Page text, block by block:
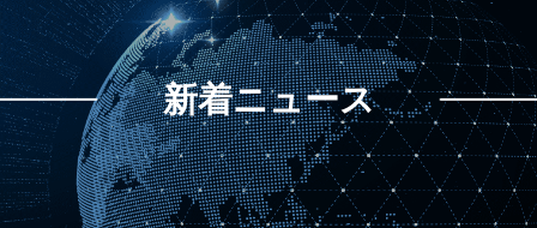
新着ニュース